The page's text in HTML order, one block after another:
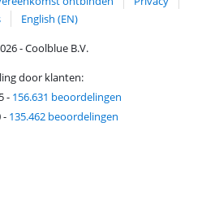
English (EN)
- Coolblue B.V.
door klanten:
- 156.631 beoordelingen
- 135.462 beoordelingen